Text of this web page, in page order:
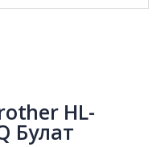
HL-
Булат